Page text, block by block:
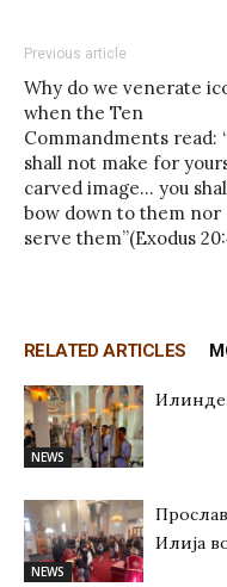
Previous article
Why do we venerate
when the Ten
Commandments read:
shall not make for
carved image… you
bow down to them nor
serve them”(Exodus
RELATED ARTICLES
NEWS
NEWS
Илија